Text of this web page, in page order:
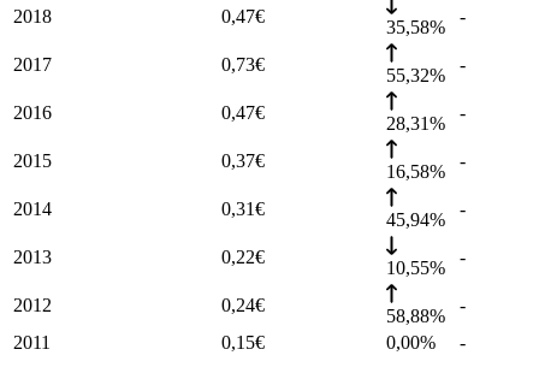
2018 0,47€
35,58%
-
2017 0,73€
55,32%
-
2016 0,47€
28,31%
-
2015 0,37€
16,58%
-
2014 0,31€
45,94%
-
2013 0,22€
10,55%
-
2012 0,24€
58,88%
-
2011
0,15€ 0,00% -